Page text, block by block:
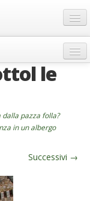
le
dalla pazza folla?
in un albergo
Successivi →